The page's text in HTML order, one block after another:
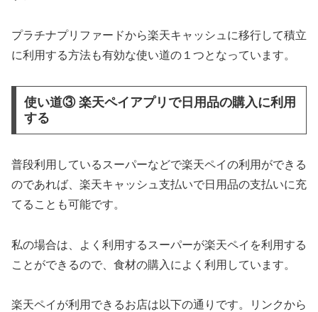
プラチナプリファードから楽天キャッシュに移行して積立
に利用する方法も有効な使い道の１つとなっています。
使い道③ 楽天ペイアプリで日用品の購入に利用
する
普段利用しているスーパーなどで楽天ペイの利用ができる
のであれば、楽天キャッシュ支払いで日用品の支払いに充
てることも可能です。
私の場合は、よく利用するスーパーが楽天ペイを利用する
ことができるので、食材の購入によく利用しています。
楽天ペイが利用できるお店は以下の通りです。リンクから